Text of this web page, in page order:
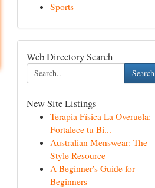
Sports
Web Directory Search
Search
New Site Listings
Terapia Física La Overuela:
Fortalece tu Bi...
Australian Menswear: The
Style Resource
A Beginner's Guide for
Beginners